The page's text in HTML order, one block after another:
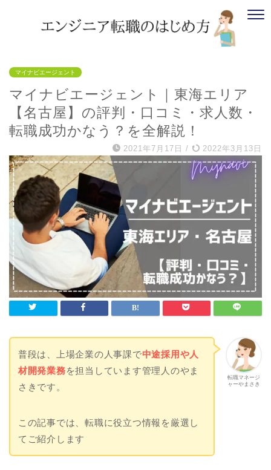
マイナビエージェント
マイナビエージェント｜東海エリア
【名古屋】の評判・口コミ・求人数・
転職成功かなう？を全解説！
2021年7月17日 / 2022年3月13日
転職マネージ
ャーやまさき
普段は、上場企業の人事課で中途採用や人
材開発業務を担当しています管理人のやま
さきです。
この記事では、転職に役立つ情報を厳選し
てご紹介します